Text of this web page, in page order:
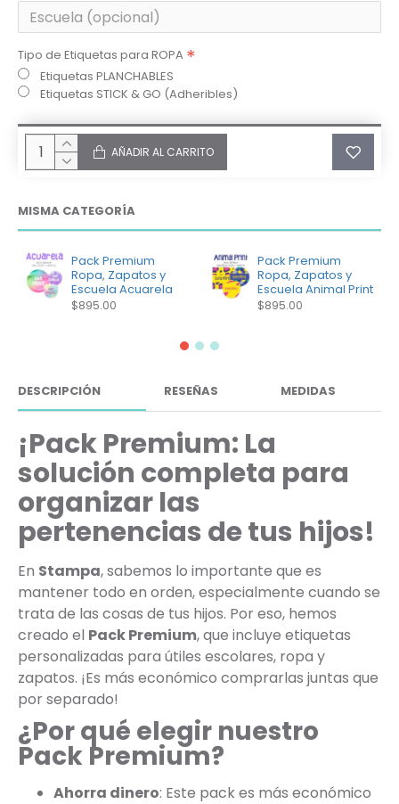
Tipo de Etiquetas para ROPA
Etiquetas PLANCHABLES
Etiquetas STICK & GO (Adheribles)
AÑADIR AL CARRITO
MISMA CATEGORÍA
Pack Premium
Ropa, Zapatos y
Escuela Acuarela
$895.00
Pack Premium
Ropa, Zapatos y
Escuela Animal Print
$895.00
DESCRIPCIÓN RESEÑAS MEDIDAS
¡Pack Premium: La
solución completa para
organizar las
pertenencias de tus hijos!
En Stampa, sabemos lo importante que es
mantener todo en orden, especialmente cuando se
trata de las cosas de tus hijos. Por eso, hemos
creado el Pack Premium, que incluye etiquetas
personalizadas para útiles escolares, ropa y
zapatos. ¡Es más económico comprarlas juntas que
por separado!
¿Por qué elegir nuestro
Pack Premium?
Ahorra dinero: Este pack es más económico